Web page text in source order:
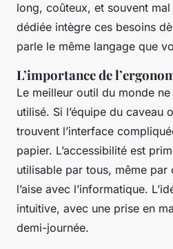
long, coûteux, et souvent
dédiée intègre ces besoins
parle le même langage que
L’importance de
Le meilleur outil du monde ne
utilisé. Si l’équipe du caveau
trouvent l’interface
papier. L’accessibilité est
utilisable par tous, même par
l’aise avec l’informatique.
intuitive, avec une prise en
demi-journée.